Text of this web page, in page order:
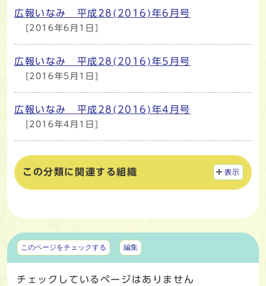
広報いなみ 平成28(2016)年6月号
[2016年6月1日]
広報いなみ 平成28(2016)年5月号
[2016年5月1日]
広報いなみ 平成28(2016)年4月号
[2016年4月1日]
この分類に関連する組織 表示
マイページ
このページをチェックする 編集
チェックしているページはありません